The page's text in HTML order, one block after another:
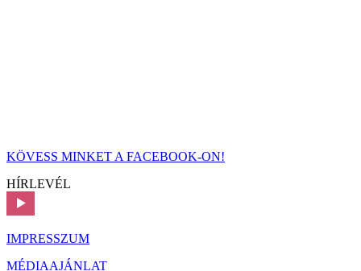
KÖVESS MINKET A FACEBOOK-ON!
HÍRLEVÉL
IMPRESSZUM
MÉDIAAJÁNLAT